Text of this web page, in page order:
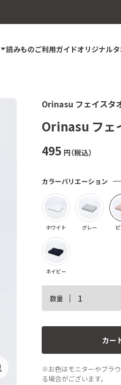
読みものご利用ガイドオリジナル
Orinasu フェイスタ
Orinasu フェ
495 円（税込）
カラーバリエーション
ホワイト グレー
ネイビー
数量
カー
※お色はモニターやブラ
る場合がございます。